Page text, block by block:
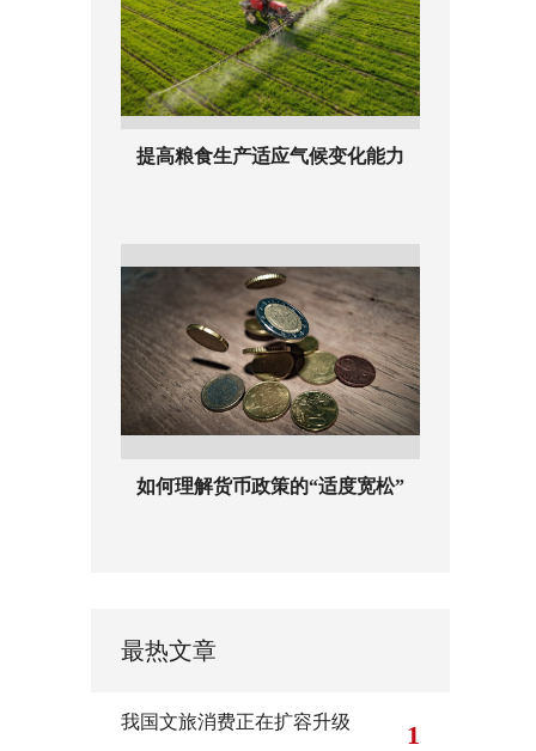
提高粮食生产适应气候变化能力
如何理解货币政策的“适度宽松”
最热文章
我国文旅消费正在扩容升级 1